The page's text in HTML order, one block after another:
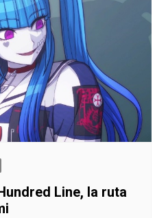
Line, la ruta